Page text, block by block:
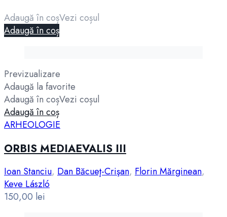
Adaugă în coșVezi coșul
Adaugă în coș
Previzualizare
Adaugă la favorite
Adaugă în coșVezi coșul
Adaugă în coș
ARHEOLOGIE
ORBIS MEDIAEVALIS III
Ioan Stanciu, Dan Băcueţ-Crişan, Florin Mărginean,
Keve László
150,00 lei